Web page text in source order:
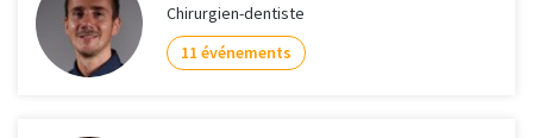
Chirurgien-dentiste
11 événements